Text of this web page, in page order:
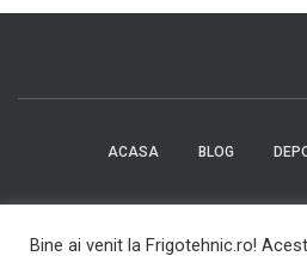
ACASA BLOG
Bine ai venit la Frigotehnic.ro!